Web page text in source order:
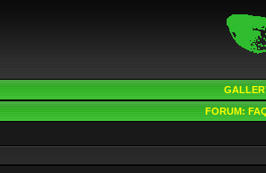
FORUM: